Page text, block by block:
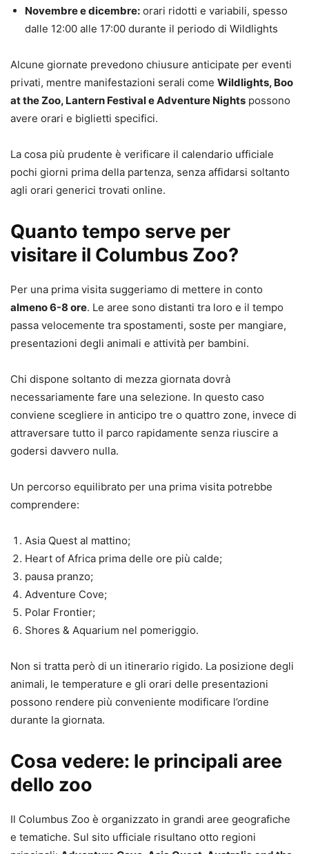
Novembre e dicembre: orari ridotti e variabili, spesso
dalle 12:00 alle 17:00 durante il periodo di Wildlights
Alcune giornate prevedono chiusure anticipate per eventi
privati, mentre manifestazioni serali come Wildlights, Boo
at the Zoo, Lantern Festival e Adventure Nights possono
avere orari e biglietti specifici.
La cosa più prudente è verificare il calendario ufficiale
pochi giorni prima della partenza, senza affidarsi soltanto
agli orari generici trovati online.
Quanto tempo serve per
visitare il Columbus Zoo?
Per una prima visita suggeriamo di mettere in conto
almeno 6-8 ore. Le aree sono distanti tra loro e il tempo
passa velocemente tra spostamenti, soste per mangiare,
presentazioni degli animali e attività per bambini.
Chi dispone soltanto di mezza giornata dovrà
necessariamente fare una selezione. In questo caso
conviene scegliere in anticipo tre o quattro zone, invece di
attraversare tutto il parco rapidamente senza riuscire a
godersi davvero nulla.
Un percorso equilibrato per una prima visita potrebbe
comprendere:
Asia Quest al mattino;
Heart of Africa prima delle ore più calde;
pausa pranzo;
Adventure Cove;
Polar Frontier;
Shores & Aquarium nel pomeriggio.
Non si tratta però di un itinerario rigido. La posizione degli
animali, le temperature e gli orari delle presentazioni
possono rendere più conveniente modificare l’ordine
durante la giornata.
Cosa vedere: le principali aree
dello zoo
Il Columbus Zoo è organizzato in grandi aree geografiche
e tematiche. Sul sito ufficiale risultano otto regioni